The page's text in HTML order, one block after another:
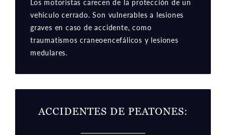
Los motoristas carecen de la protección de un
vehículo cerrado. Son vulnerables a lesiones
graves en caso de accidente, como
traumatismos craneoencefálicos y lesiones
medulares.
ACCIDENTES DE PEATONES: